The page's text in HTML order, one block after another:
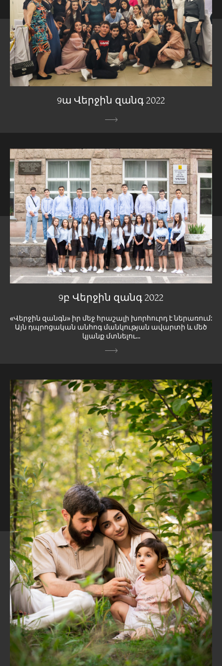
9ա Վերջին զանգ 2022
9բ Վերջին զանգ 2022
«Վերջին զանգն» իր մեջ հրաշալի խորհուրդ է ներառում:
Այն դպրոցական անհոգ մանկության ավարտի և մեծ
կյանք մտնելու...